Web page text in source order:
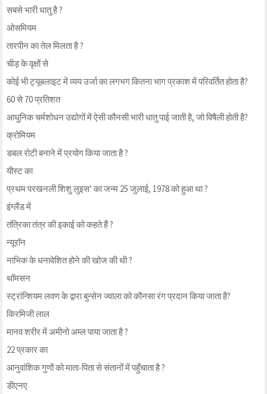
सबसे भारी धातु है ?
ओसमियम
तारपीन का तेल मिलता है ?
चीड़ के वृक्षों से
कोई भी ट्यूबलाइट में व्यय उर्जा का लगभग कितना भाग प्रकाश में परिवर्तित होता है?
60 से 70 प्रतिशत
आधुनिक चर्मशोधन उद्योगों में ऐसी कौनसी भारी धातु पाई जाती है, जो विषैली होती है?
क्रोमियम
डबल रोटी बनाने में प्रयोग किया जाता है ?
यीस्ट का
प्रथम परखनली शिशु लुइस’ का जन्म 25 जुलाई, 1978 को हुआ था ?
इंग्लैंड में
तंत्रिका तंत्र की इकाई को कहते हैं ?
न्यूरॉन
नाभिक के धनावेशित होने की खोज की थी ?
थॉमसन
स्ट्रांन्शियम लवण के द्वारा बुन्सेन ज्वाला को कौनसा रंग प्रदान किया जाता है?
किरमिजी लाल
मानव शरीर में अमीनो अम्ल पाया जाता है ?
22 प्रकार का
आनुवांशिक गुणों को माता-पिता से संतानों में पहुँचाता है ?
डीएनए